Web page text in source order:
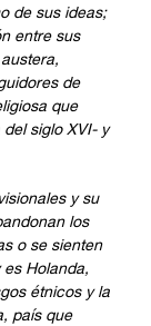
de sus ideas;
entre sus
de
que
siglo XVI- y
y su
los
o se sienten
Holanda,
étnicos y la
país que